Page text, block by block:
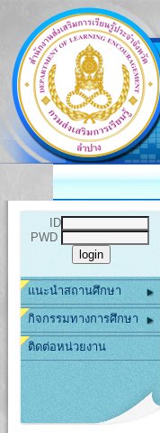
ID
PWD
แนะนำสถานศึกษา
กิจกรรมทางการศึกษา
ติดต่อหน่วยงาน